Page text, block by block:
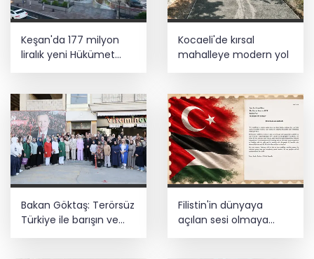
E-KİP’e Türkiye’nin Dijital Dönüşüm
Ödülü... Kamu kategorisinde zirvede
Arabistan yolcusu
Keşan'da 177 milyon
liralık yeni Hükümet
Kocaeli'de kırsal
mahalleye modern yol
Bakan Göktaş: Terörsüz
Türkiye ile barışın ve
istikrarın güçlendiği
Filistin'in dünyaya
açılan sesi olmaya
devam edeceğiz